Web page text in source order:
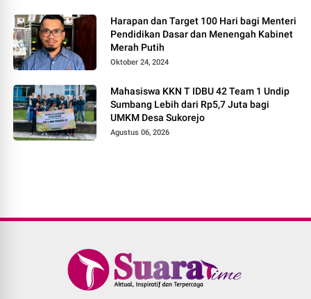
Harapan dan Target 100 Hari bagi Menteri
Pendidikan Dasar dan Menengah Kabinet
Merah Putih
Oktober 24, 2024
Mahasiswa KKN T IDBU 42 Team 1 Undip
Sumbang Lebih dari Rp5,7 Juta bagi
UMKM Desa Sukorejo
Agustus 06, 2026